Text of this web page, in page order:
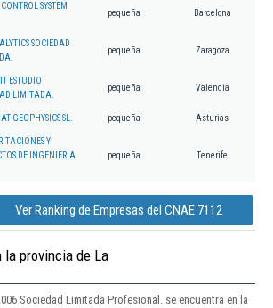
CONTROL SYSTEM
pequeña Barcelona
SOCIEDAD
pequeña Zaragoza
ESTUDIO
LIMITADA.
pequeña Valencia
GEOPHYSICS SL. pequeña Asturias
Y
DE INGENIERIA
pequeña Tenerife
Ver Ranking de Empresas del CNAE 7112
la provincia de La
Sociedad Limitada Profesional. se encuentra en la